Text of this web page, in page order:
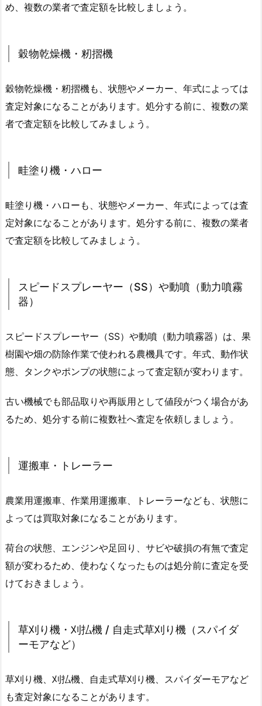
め、複数の業者で査定額を比較しましょう。
穀物乾燥機・籾摺機
穀物乾燥機・籾摺機も、状態やメーカー、年式によっては
査定対象になることがあります。処分する前に、複数の業
者で査定額を比較してみましょう。
畦塗り機・ハロー
畦塗り機・ハローも、状態やメーカー、年式によっては査
定対象になることがあります。処分する前に、複数の業者
で査定額を比較してみましょう。
スピードスプレーヤー（SS）や動噴（動力噴霧
器）
スピードスプレーヤー（SS）や動噴（動力噴霧器）は、果
樹園や畑の防除作業で使われる農機具です。年式、動作状
態、タンクやポンプの状態によって査定額が変わります。
古い機械でも部品取りや再販用として値段がつく場合があ
るため、処分する前に複数社へ査定を依頼しましょう。
運搬車・トレーラー
農業用運搬車、作業用運搬車、トレーラーなども、状態に
よっては買取対象になることがあります。
荷台の状態、エンジンや足回り、サビや破損の有無で査定
額が変わるため、使わなくなったものは処分前に査定を受
けておきましょう。
草刈り機・刈払機 / 自走式草刈り機（スパイダ
ーモアなど）
草刈り機、刈払機、自走式草刈り機、スパイダーモアなど
も査定対象になることがあります。